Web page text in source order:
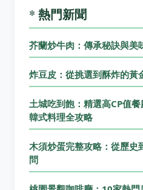
* 熱門新聞
芥蘭炒牛肉：傳承秘訣與美
炸豆皮：從挑選到酥炸的黃
土城吃到飽：精選高CP值
韓式料理全攻略
木須炒蛋完整攻略：從歷史
問